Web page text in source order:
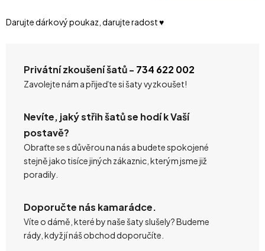
Darujte dárkový poukaz, darujte radost ♥️
Privátní zkoušení šatů - 734 622 002
Zavolejte nám a přijeďte si šaty vyzkoušet!
Nevíte, jaký střih šatů se hodí k Vaší
postavě?
Obraťte se s důvěrou na nás a budete spokojené
stejně jako tisíce jiných zákaznic, kterým jsme již
poradily.
Doporučte nás kamarádce.
Víte o dámě, které by naše šaty slušely? Budeme
rády, když jí náš obchod doporučíte.